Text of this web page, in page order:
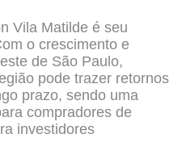
Vila Matilde é seu
o crescimento e
de São Paulo,
pode trazer retornos
prazo, sendo uma
compradores de
investidores